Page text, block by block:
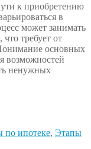
к приобретению
в
может занимать
требует от
основных
возможностей
ненужных
по ипотеке, Этапы